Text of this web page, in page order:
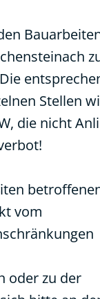
Stellen
die nicht
vom
oder zu der